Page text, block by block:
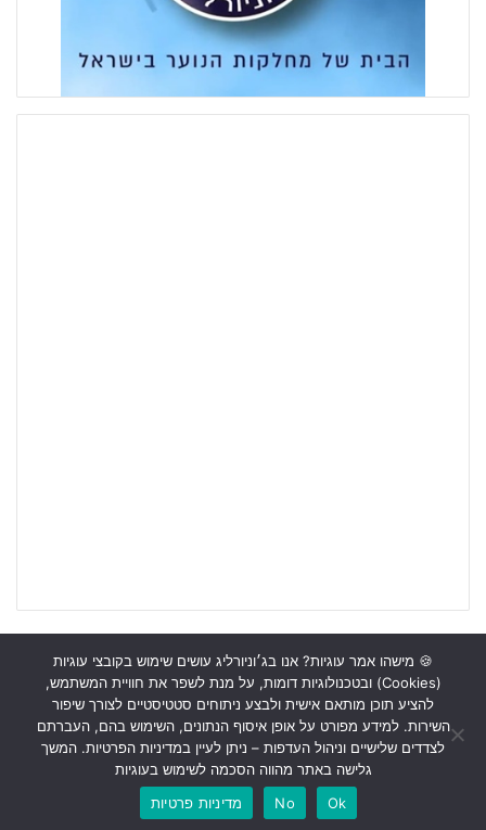
ראשי כתבות תכנים מקצועיים תנאי שימוש
מדיניות אבטחה
כתבו לנו
Facebook
YouTube
Instagram
🍪 מישהו אמר עוגיות? אנו בג׳וניורליג עושים שימוש בקובצי עוגיות
(Cookies) ובטכנולוגיות דומות, על מנת לשפר את חוויית המשתמש,
להציע תוכן מותאם אישית ולבצע ניתוחים סטטיסטיים לצורך שיפור
השירות. למידע מפורט על אופן איסוף הנתונים, השימוש בהם, העברתם
לצדדים שלישיים וניהול העדפות – ניתן לעיין במדיניות הפרטיות. המשך
גלישה באתר מהווה הסכמה לשימוש בעוגיות
Ok
No מדיניות פרטיות